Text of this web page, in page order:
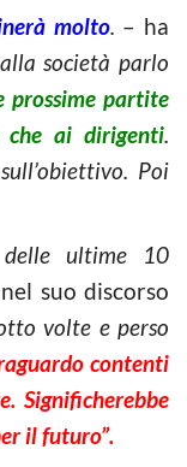
molto. – ha
società parlo
prossime partite
ai dirigenti.
Poi
delle ultime 10
suo discorso
volte e perso
contenti
Significherebbe
il futuro”.